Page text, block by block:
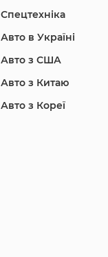
Hyundai
Jeep
Спецтехніка
Авто в Україні
Авто з США
Авто з Китаю
Авто з Кореї